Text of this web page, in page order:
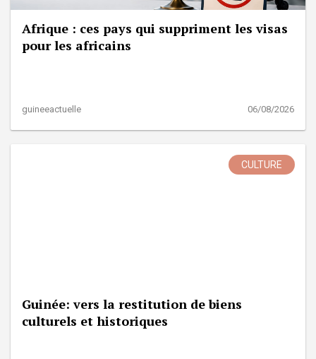
Afrique : ces pays qui suppriment les visas
pour les africains
guineeactuelle 06/08/2026
CULTURE
Guinée: vers la restitution de biens
culturels et historiques